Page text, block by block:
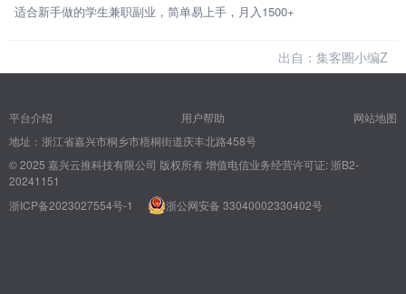
适合新手做的学生兼职副业，简单易上手，月入1500+
出自：集客圈小编Z
平台介绍 用户帮助
网站地图
地址：浙江省嘉兴市桐乡市梧桐街道庆丰北路458号
© 2025 嘉兴云推科技有限公司 版权所有增值电信业务经营许可证: 浙B2-
20241151
浙ICP备2023027554号-1
浙公网安备 33040002330402号